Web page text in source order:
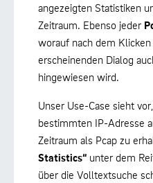
angezeigten Statistiken
Zeitraum. Ebenso jeder
worauf nach dem
erscheinenden Dialog
hingewiesen wird.
Unser Use-Case sieht
bestimmten IP-Adresse
Zeitraum als Pcap zu
Statistics“ unter dem
über die Volltextsuche